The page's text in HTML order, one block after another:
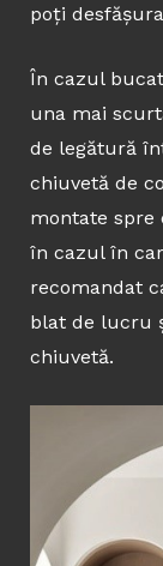
poți
În cazul
una mai
de legătură
chiuvetă de
montate spre
în cazul în
recomandat
blat de lucru
chiuvetă.